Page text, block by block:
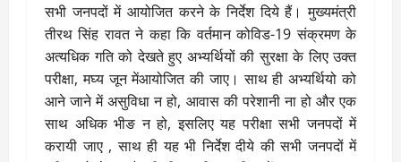
सभी जनपदों में आयोजित करने के निर्देश दिये हैं। मुख्यमंत्री
तीरथ सिंह रावत ने कहा कि वर्तमान कोविड-19 संक्रमण के
अत्यधिक गति को देखते हुए अभ्यर्थियों की सुरक्षा के लिए उक्त
परीक्षा, मघ्य जून मेंआयोजित की जाए। साथ ही अभ्यर्थियो को
आने जाने में असुविधा न हो, आवास की परेशानी ना हो और एक
साथ अधिक भीङ न हो, इसलिए यह परीक्षा सभी जनपदों में
करायी जाए , साथ ही यह भी निर्देश दीये की सभी जनपदों में